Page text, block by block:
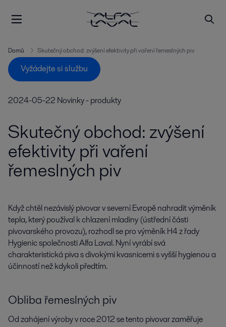
Domů Skutečný obchod: zvýšení efektivity při vaření řemeslných piv
Vyžádejte si službu
2024-05-22 Novinky - produkty
Skutečný obchod: zvýšení
efektivity při vaření
řemeslných piv
Když chtěl nezávislý pivovar v severní Evropě nahradit výměník
tepla, který používal k chlazení mladiny (ústřední části
pivovarského provozu), rozhodl se pro výměník H4 z řady
Hygienic společnosti Alfa Laval. Nyní vyrábí svá
charakteristická piva s divokými kvasnicemi s vyšší hygienou a
účinností než kdykoli předtím.
Obliba řemeslných piv
Od zahájení výroby v roce 2012 se tento pivovar zaměřuje